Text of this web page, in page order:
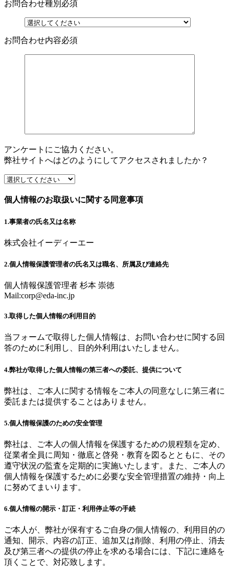
お問合わせ種別 必須
お問合わせ内容必須
アンケートにご協力ください。
弊社サイトへはどのようにしてアクセスされましたか？
個人情報のお取扱いに関する同意事項
1.事業者の氏名又は名称
株式会社イーディーエー
2.個人情報保護管理者の氏名又は職名、所属及び連絡先
個人情報保護管理者 杉本 崇徳
Mail:corp@eda-inc.jp
3.取得した個人情報の利用目的
当フォームで取得した個人情報は、お問い合わせに関する回
答のために利用し、目的外利用はいたしません。
4.弊社が取得した個人情報の第三者への委託、提供について
弊社は、ご本人に関する情報をご本人の同意なしに第三者に
委託または提供することはありません。
5.個人情報保護のための安全管理
弊社は、ご本人の個人情報を保護するための規程類を定め、
従業者全員に周知・徹底と啓発・教育を図るとともに、その
遵守状況の監査を定期的に実施いたします。また、ご本人の
個人情報を保護するために必要な安全管理措置の維持・向上
に努めてまいります。
6.個人情報の開示・訂正・利用停止等の手続
ご本人が、弊社が保有するご自身の個人情報の、利用目的の
通知、開示、内容の訂正、追加又は削除、利用の停止、消去
及び第三者への提供の停止を求める場合には、下記に連絡を
頂くことで、対応致します。